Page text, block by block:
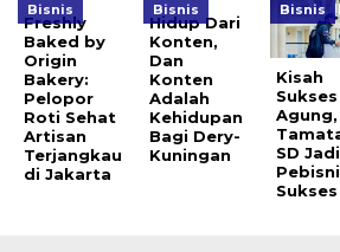
Bisnis
Freshly
Baked by
Origin
Bakery:
Pelopor
Roti Sehat
Artisan
Terjangkau
di Jakarta
Bisnis
Hidup Dari
Konten,
Dan
Konten
Adalah
Kehidupan
Bagi Dery-
Kuningan
Bisnis
Kisah
Sukses
Agung,
SD Jadi
Sukses